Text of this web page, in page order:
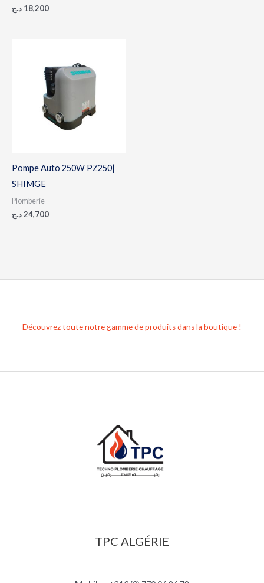
18,200 د.ج
Pompe Auto 250W PZ250|
SHIMGE
Plomberie
24,700د.ج
Découvrez toute notre gamme de produits dans la boutique !
TPC ALGÉRIE